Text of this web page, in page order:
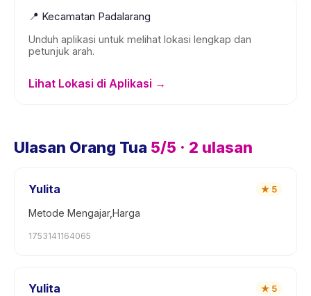
📍 Kecamatan Padalarang
Unduh aplikasi untuk melihat lokasi lengkap dan
petunjuk arah.
Lihat Lokasi di Aplikasi →
Ulasan Orang Tua 5/5 · 2 ulasan
Yulita ★ 5
Metode Mengajar,Harga
1753141164065
Yulita ★ 5